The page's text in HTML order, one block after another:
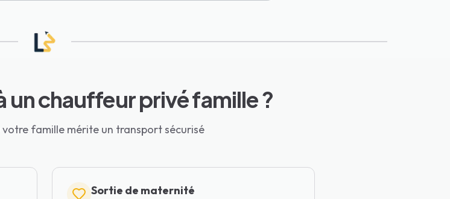
un chauffeur privé famille ?
famille mérite un transport sécurisé
Sortie de maternité